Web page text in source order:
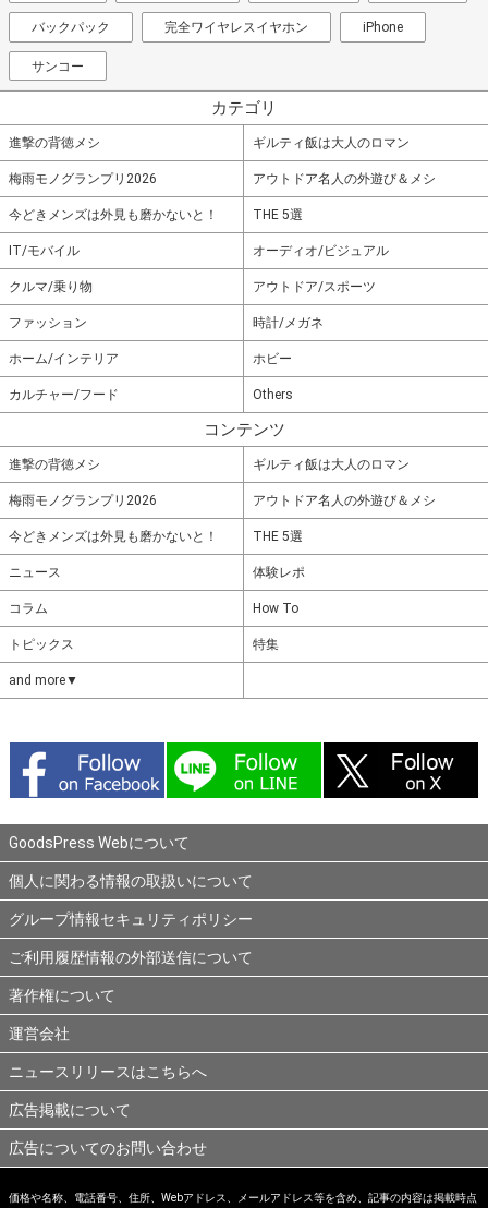
バックパック 完全ワイヤレスイヤホン iPhone
サンコー
カテゴリ
進撃の背徳メシ ギルティ飯は大人のロマン
梅雨モノグランプリ2026 アウトドア名人の外遊び＆メシ
今どきメンズは外見も磨かないと！ THE 5選
IT/モバイル オーディオ/ビジュアル
クルマ/乗り物 アウトドア/スポーツ
ファッション 時計/メガネ
ホーム/インテリア ホビー
カルチャー/フード Others
コンテンツ
進撃の背徳メシ ギルティ飯は大人のロマン
梅雨モノグランプリ2026 アウトドア名人の外遊び＆メシ
今どきメンズは外見も磨かないと！ THE 5選
ニュース 体験レポ
コラム How To
トピックス 特集
and more▼
GoodsPress Webについて
個人に関わる情報の取扱いについて
グループ情報セキュリティポリシー
ご利用履歴情報の外部送信について
著作権について
運営会社
ニュースリリースはこちらへ
広告掲載について
広告についてのお問い合わせ
価格や名称、電話番号、住所、Webアドレス、メールアドレス等を含め、記事の内容は掲載時点